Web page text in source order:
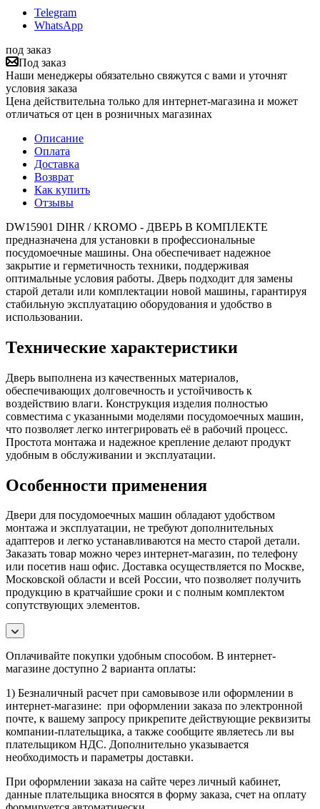
Telegram
WhatsApp
под заказ
Под заказ
Наши менеджеры обязательно свяжутся с вами и уточнят
условия заказа
Цена действительна только для интернет-магазина и может
отличаться от цен в розничных магазинах
Описание
Оплата
Доставка
Возврат
Как купить
Отзывы
DW15901 DIHR / KROMO - ДВЕРЬ В КОМПЛЕКТЕ
предназначена для установки в профессиональные
посудомоечные машины. Она обеспечивает надежное
закрытие и герметичность техники, поддерживая
оптимальные условия работы. Дверь подходит для замены
старой детали или комплектации новой машины, гарантируя
стабильную эксплуатацию оборудования и удобство в
использовании.
Технические характеристики
Дверь выполнена из качественных материалов,
обеспечивающих долговечность и устойчивость к
воздействию влаги. Конструкция изделия полностью
совместима с указанными моделями посудомоечных машин,
что позволяет легко интегрировать её в рабочий процесс.
Простота монтажа и надежное крепление делают продукт
удобным в обслуживании и эксплуатации.
Особенности применения
Двери для посудомоечных машин обладают удобством
монтажа и эксплуатации, не требуют дополнительных
адаптеров и легко устанавливаются на место старой детали.
Заказать товар можно через интернет-магазин, по телефону
или посетив наш офис. Доставка осуществляется по Москве,
Московской области и всей России, что позволяет получить
продукцию в кратчайшие сроки и с полным комплектом
сопутствующих элементов.
Оплачивайте покупки удобным способом. В интернет-
магазине доступно 2 варианта оплаты:
1) Безналичный расчет при самовывозе или оформлении в
интернет-магазине: при оформлении заказа по электронной
почте, к вашему запросу прикрепите действующие реквизиты
компании-плательщика, а также сообщите являетесь ли вы
плательщиком НДС. Дополнительно указывается
необходимость и параметры доставки.
При оформлении заказа на сайте через личный кабинет,
данные плательщика вносятся в форму заказа, счет на оплату